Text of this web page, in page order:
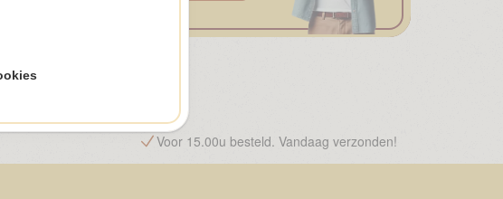
Voor 15.00u besteld. Vandaag verzonden!